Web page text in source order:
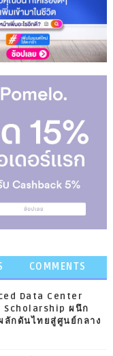
COMMENTS
Data Center
Scholarship ผนึก
ลักดันไทยสู่ศูนย์กลาง